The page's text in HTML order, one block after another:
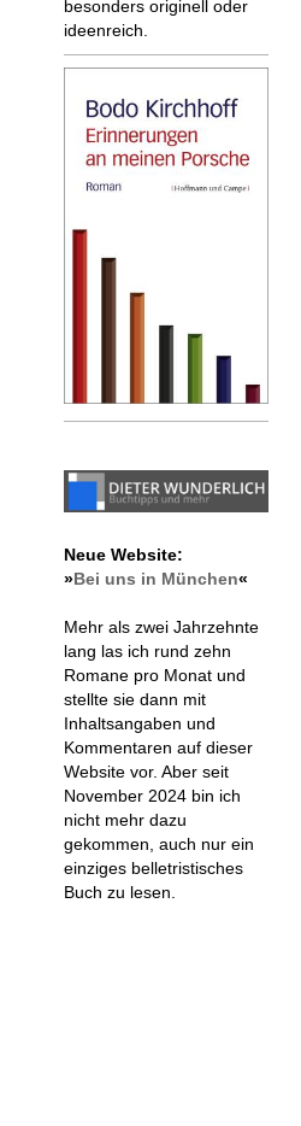
beson­ders originell oder
ideenreich.
Neue Website:
»Bei uns in München«
Mehr als zwei Jahrzehnte
lang las ich rund zehn
Romane pro Monat und
stellte sie dann mit
Inhaltsangaben und
Kommentaren auf dieser
Website vor. Aber seit
November 2024 bin ich
nicht mehr dazu
gekommen, auch nur ein
einziges belletristisches
Buch zu lesen.